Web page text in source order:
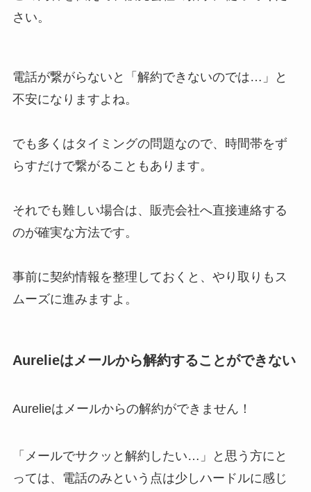
さい。
電話が繋がらないと「解約できないのでは…」と
不安になりますよね。
でも多くはタイミングの問題なので、時間帯をず
らすだけで繋がることもあります。
それでも難しい場合は、販売会社へ直接連絡する
のが確実な方法です。
事前に契約情報を整理しておくと、やり取りもス
ムーズに進みますよ。
Aurelieはメールから解約することができない
Aurelieはメールからの解約ができません！
「メールでサクッと解約したい…」と思う方にと
っては、電話のみという点は少しハードルに感じ